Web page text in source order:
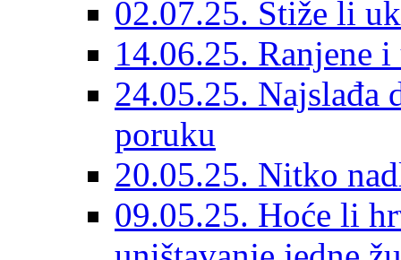
02.07.25. Stiže li
14.06.25. Ranjene
24.05.25. Najslađa
poruku
20.05.25. Nitko
09.05.25. Hoće li